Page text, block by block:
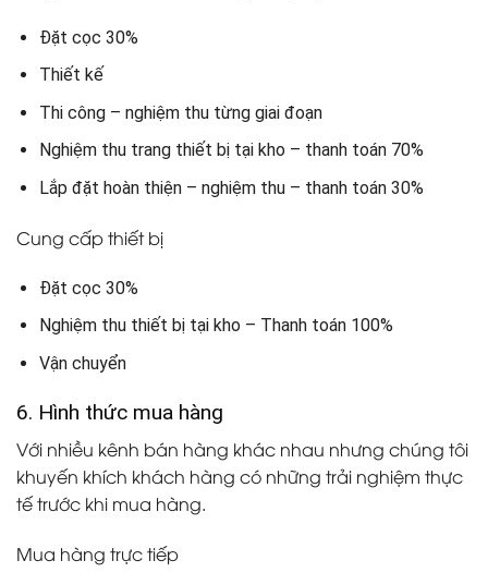
Đặt cọc 30%
Thiết kế
Thi công – nghiệm thu từng giai đoạn
Nghiệm thu trang thiết bị tại kho – thanh toán 70%
Lắp đặt hoàn thiện – nghiệm thu – thanh toán 30%
Cung cấp thiết bị
Đặt cọc 30%
Nghiệm thu thiết bị tại kho – Thanh toán 100%
Vận chuyển
6. Hình thức mua hàng
Với nhiều kênh bán hàng khác nhau nhưng chúng tôi
khuyến khích khách hàng có những trải nghiệm thực
tế trước khi mua hàng.
Mua hàng trực tiếp